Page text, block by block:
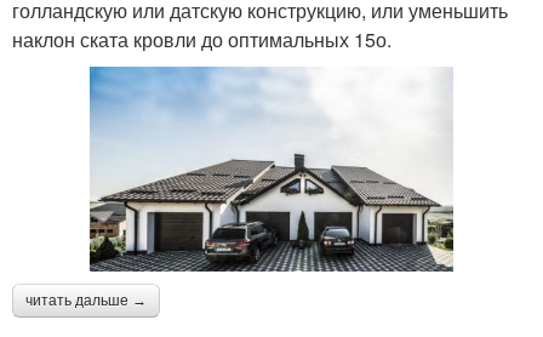
голландскую или датскую конструкцию, или уменьшить
наклон ската кровли до оптимальных 15о.
читать дальше →